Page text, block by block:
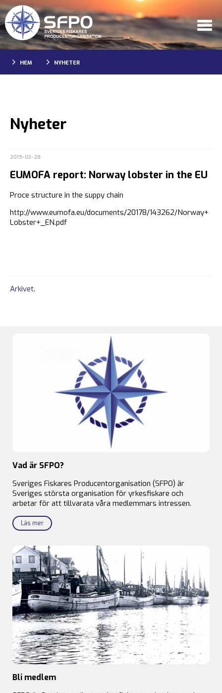
HEM NYHETER
Nyheter
2019-03-28
EUMOFA report: Norway lobster in the EU
Proce structure in the suppy chain
http://www.eumofa.eu/documents/20178/143262/Norway+
Lobster+_EN.pdf
Arkivet.
Vad är SFPO?
Sveriges Fiskares Producentorganisation (SFPO) är
Sveriges största organisation för yrkesfiskare och
arbetar för att tillvarata våra medlemmars intressen.
Läs mer
Bli medlem